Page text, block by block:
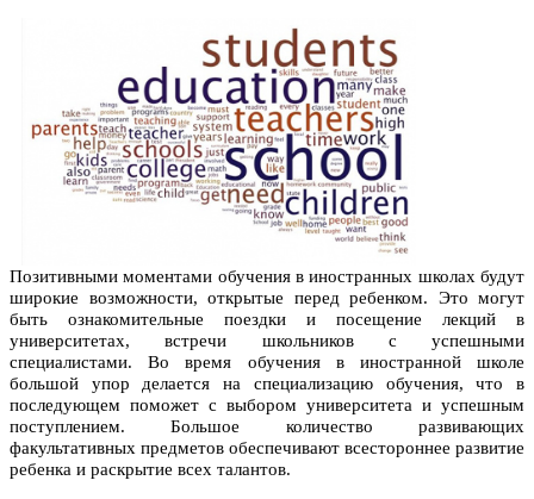
Позитивными моментами обучения в иностранных школах будут
широкие возможности, открытые перед ребенком. Это могут
быть ознакомительные поездки и посещение лекций в
университетах, встречи школьников с успешными
специалистами. Во время обучения в иностранной школе
большой упор делается на специализацию обучения, что в
последующем поможет с выбором университета и успешным
поступлением. Большое количество развивающих
факультативных предметов обеспечивают всестороннее развитие
ребенка и раскрытие всех талантов.